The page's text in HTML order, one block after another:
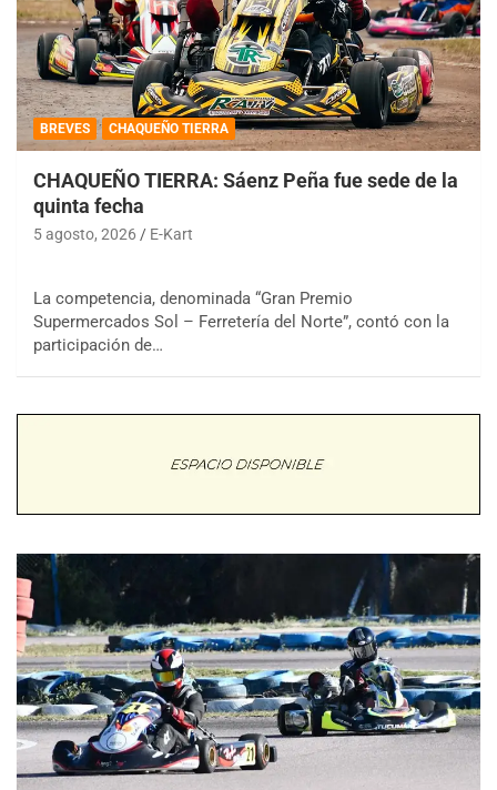
BREVES CHAQUEÑO TIERRA
CHAQUEÑO TIERRA: Sáenz Peña fue sede de la
quinta fecha
5 agosto, 2026 E-Kart
La competencia, denominada “Gran Premio
Supermercados Sol – Ferretería del Norte”, contó con la
participación de…